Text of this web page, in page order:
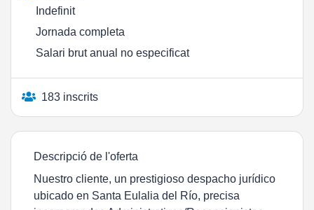
Indefinit
Jornada completa
Salari brut anual no especificat
183 inscrits
Descripció de l'oferta
Nuestro cliente, un prestigioso despacho jurídico
ubicado en Santa Eulalia del Río, precisa